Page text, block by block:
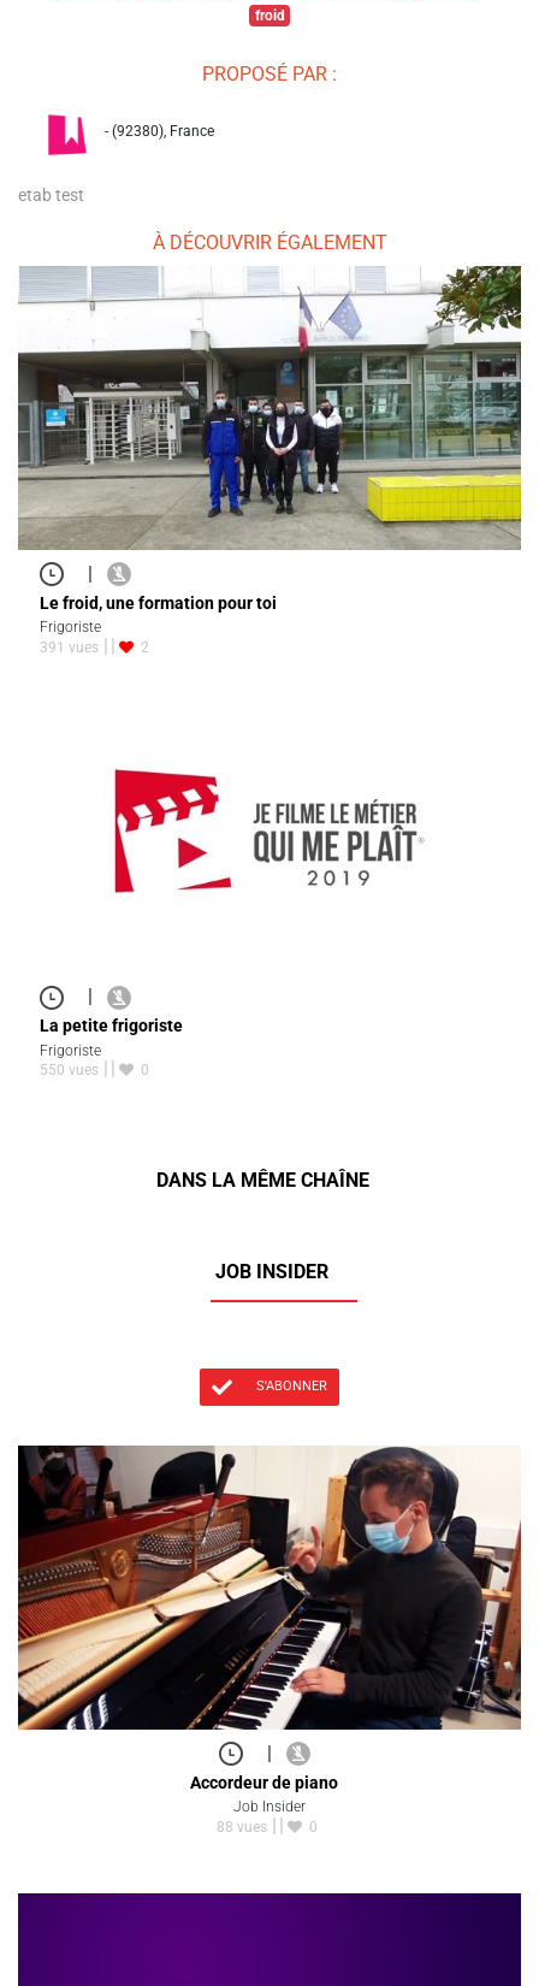
froid
PROPOSÉ PAR :
- (92380), France
etab test
À DÉCOUVRIR ÉGALEMENT
|
Le froid, une formation pour toi
Frigoriste
391 vues
2
|
La petite frigoriste
Frigoriste
550 vues
0
DANS LA MÊME CHAÎNE
JOB INSIDER
S'ABONNER
|
Accordeur de piano
Job Insider
88 vues
0